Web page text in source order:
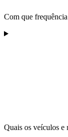
Com que
Quais os veículos e